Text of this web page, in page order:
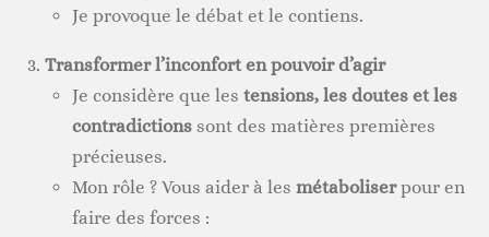
Je provoque le débat et le contiens.
Transformer l’inconfort en pouvoir d’agir
Je considère que les tensions, les doutes et les
contradictions sont des matières premières
précieuses.
Mon rôle ? Vous aider à les métaboliserpour en
faire des forces :